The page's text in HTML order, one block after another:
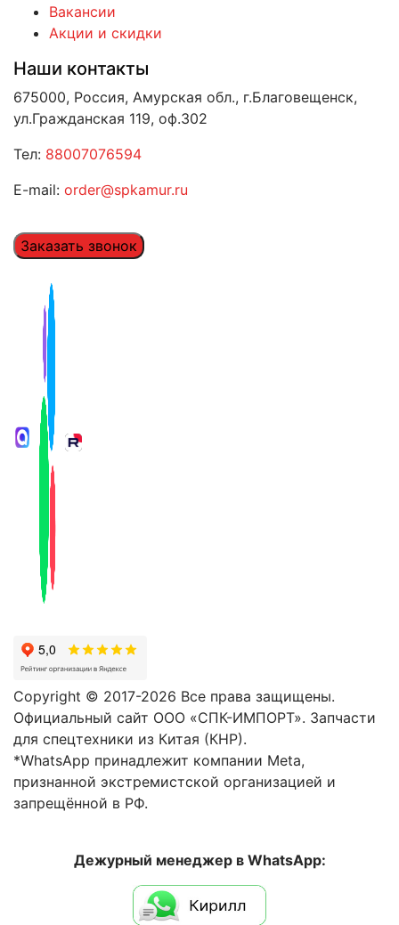
Вакансии
Акции и скидки
Наши контакты
675000, Россия, Амурская обл., г.Благовещенск,
ул.Гражданская 119, оф.302
Тел: 88007076594
E-mail: order@spkamur.ru
Заказать звонок
Copyright © 2017-2026 Все права защищены.
Официальный сайт ООО «СПК-ИМПОРТ». Запчасти
для спецтехники из Китая (КНР).
*WhatsApp принадлежит компании Meta,
признанной экстремистской организацией и
запрещённой в РФ.
Дежурный менеджер в WhatsApp: